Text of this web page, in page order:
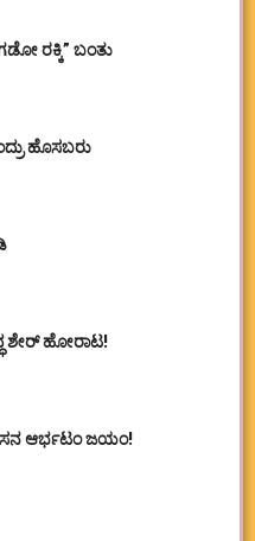
ರಕ್ಕಿ” ಬಂತು
ಹೊಸಬರು
ಶೇರ್ ಹೋರಾಟ!
ಆರ್ಭಟಂ ಜಯಂ!